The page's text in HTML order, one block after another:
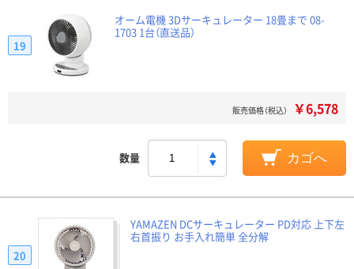
オーム電機 3Dサーキュレーター 18畳まで 08-
1703 1台（直送品）
19
販売価格（税込） ￥6,578
数量 カゴへ
YAMAZEN DCサーキュレーター PD対応 上下左
右首振り お手入れ簡単 全分解
20